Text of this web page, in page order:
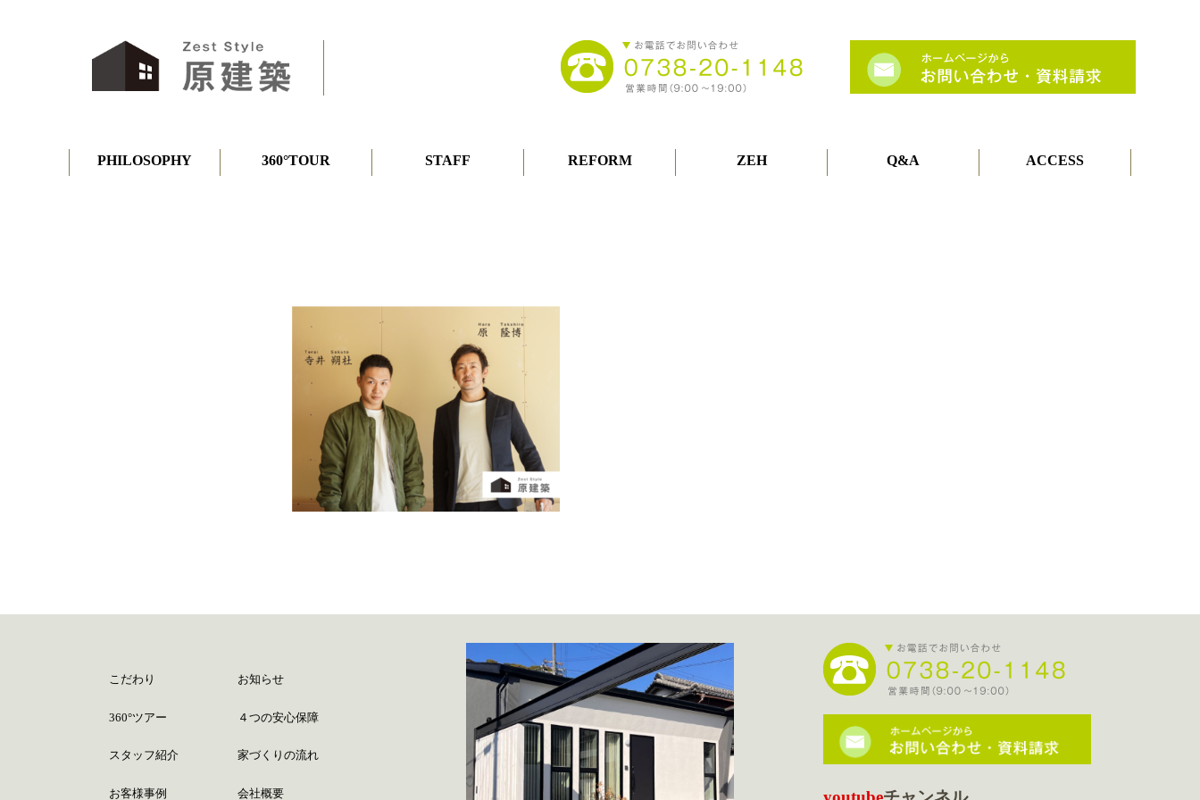
PHILOSOPHY 360°TOUR STAFF REFORM ZEH Q&A ACCESS
こだわり
360°ツアー
スタッフ紹介
お客様事例
お知らせ
４つの安心保障
家づくりの流れ
会社概要